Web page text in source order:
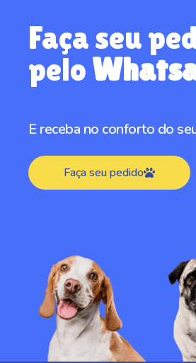
Faça seu
pelo
E receba no conforto do
Faça seu pedido